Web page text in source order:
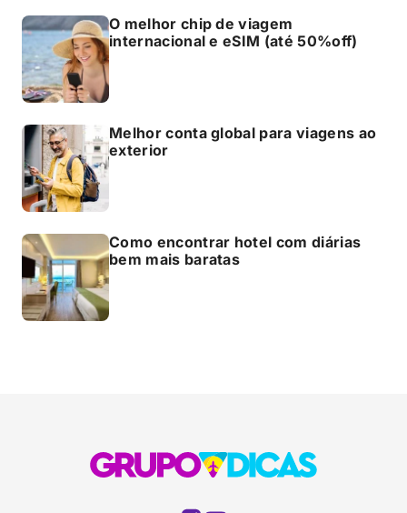
O melhor chip de viagem
internacional e eSIM (até 50%off)
Melhor conta global para viagens ao
exterior
Como encontrar hotel com diárias
bem mais baratas